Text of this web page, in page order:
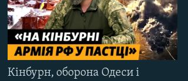
Кінбурн, оборона Одеси і